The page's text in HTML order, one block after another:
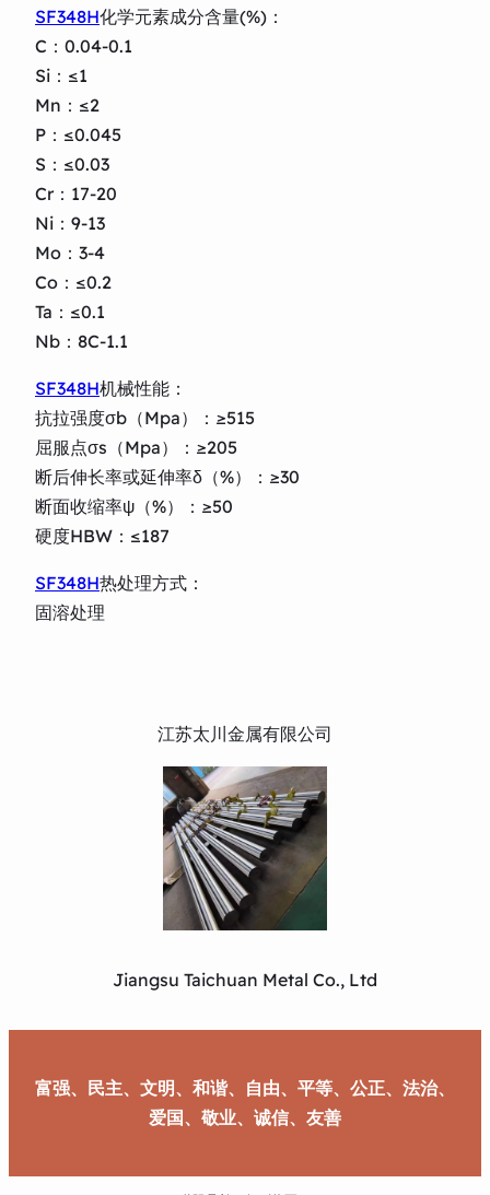
SF348H化学元素成分含量(%)：
C：0.04-0.1
Si：≤1
Mn：≤2
P：≤0.045
S：≤0.03
Cr：17-20
Ni：9-13
Mo：3-4
Co：≤0.2
Ta：≤0.1
Nb：8C-1.1
SF348H机械性能：
抗拉强度σb（Mpa）：≥515
屈服点σs（Mpa）：≥205
断后伸长率或延伸率δ（%）：≥30
断面收缩率ψ（%）：≥50
硬度HBW：≤187
SF348H热处理方式：
固溶处理
江苏太川金属有限公司
Jiangsu Taichuan Metal Co., Ltd
富强、民主、文明、和谐、自由、平等、公正、法治、
爱国、敬业、诚信、友善